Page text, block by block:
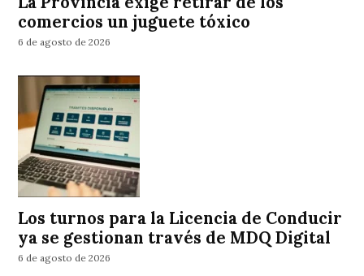
comercios un juguete tóxico
6 de agosto de 2026
Los turnos para la Licencia de Conducir
ya se gestionan través de MDQ Digital
6 de agosto de 2026